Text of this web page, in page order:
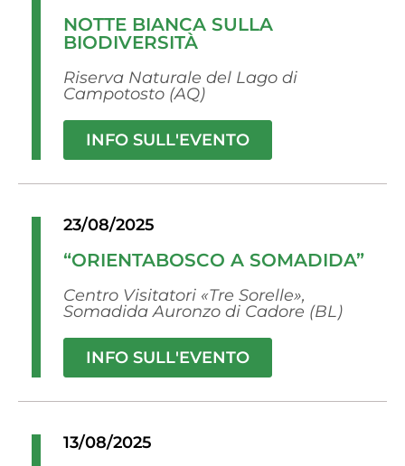
NOTTE BIANCA SULLA
BIODIVERSITÀ
Riserva Naturale del Lago di
Campotosto (AQ)
INFO SULL'EVENTO
23/08/2025
“ORIENTABOSCO A SOMADIDA”
Centro Visitatori «Tre Sorelle»,
Somadida Auronzo di Cadore (BL)
INFO SULL'EVENTO
13/08/2025